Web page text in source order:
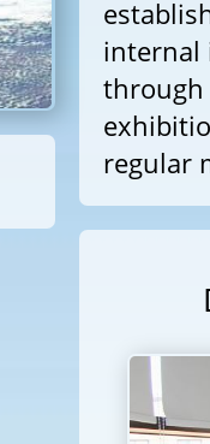
internal
regular